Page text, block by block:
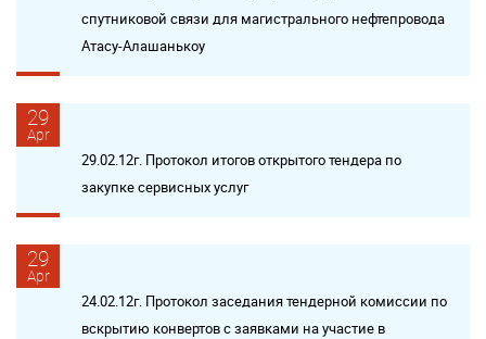
спутниковой связи для магистрального нефтепровода
Атасу-Алашанькоу
29
Apr
29.02.12г. Протокол итогов открытого тендера по
закупке сервисных услуг
29
Apr
24.02.12г. Протокол заседания тендерной комиссии по
вскрытию конвертов с заявками на участие в